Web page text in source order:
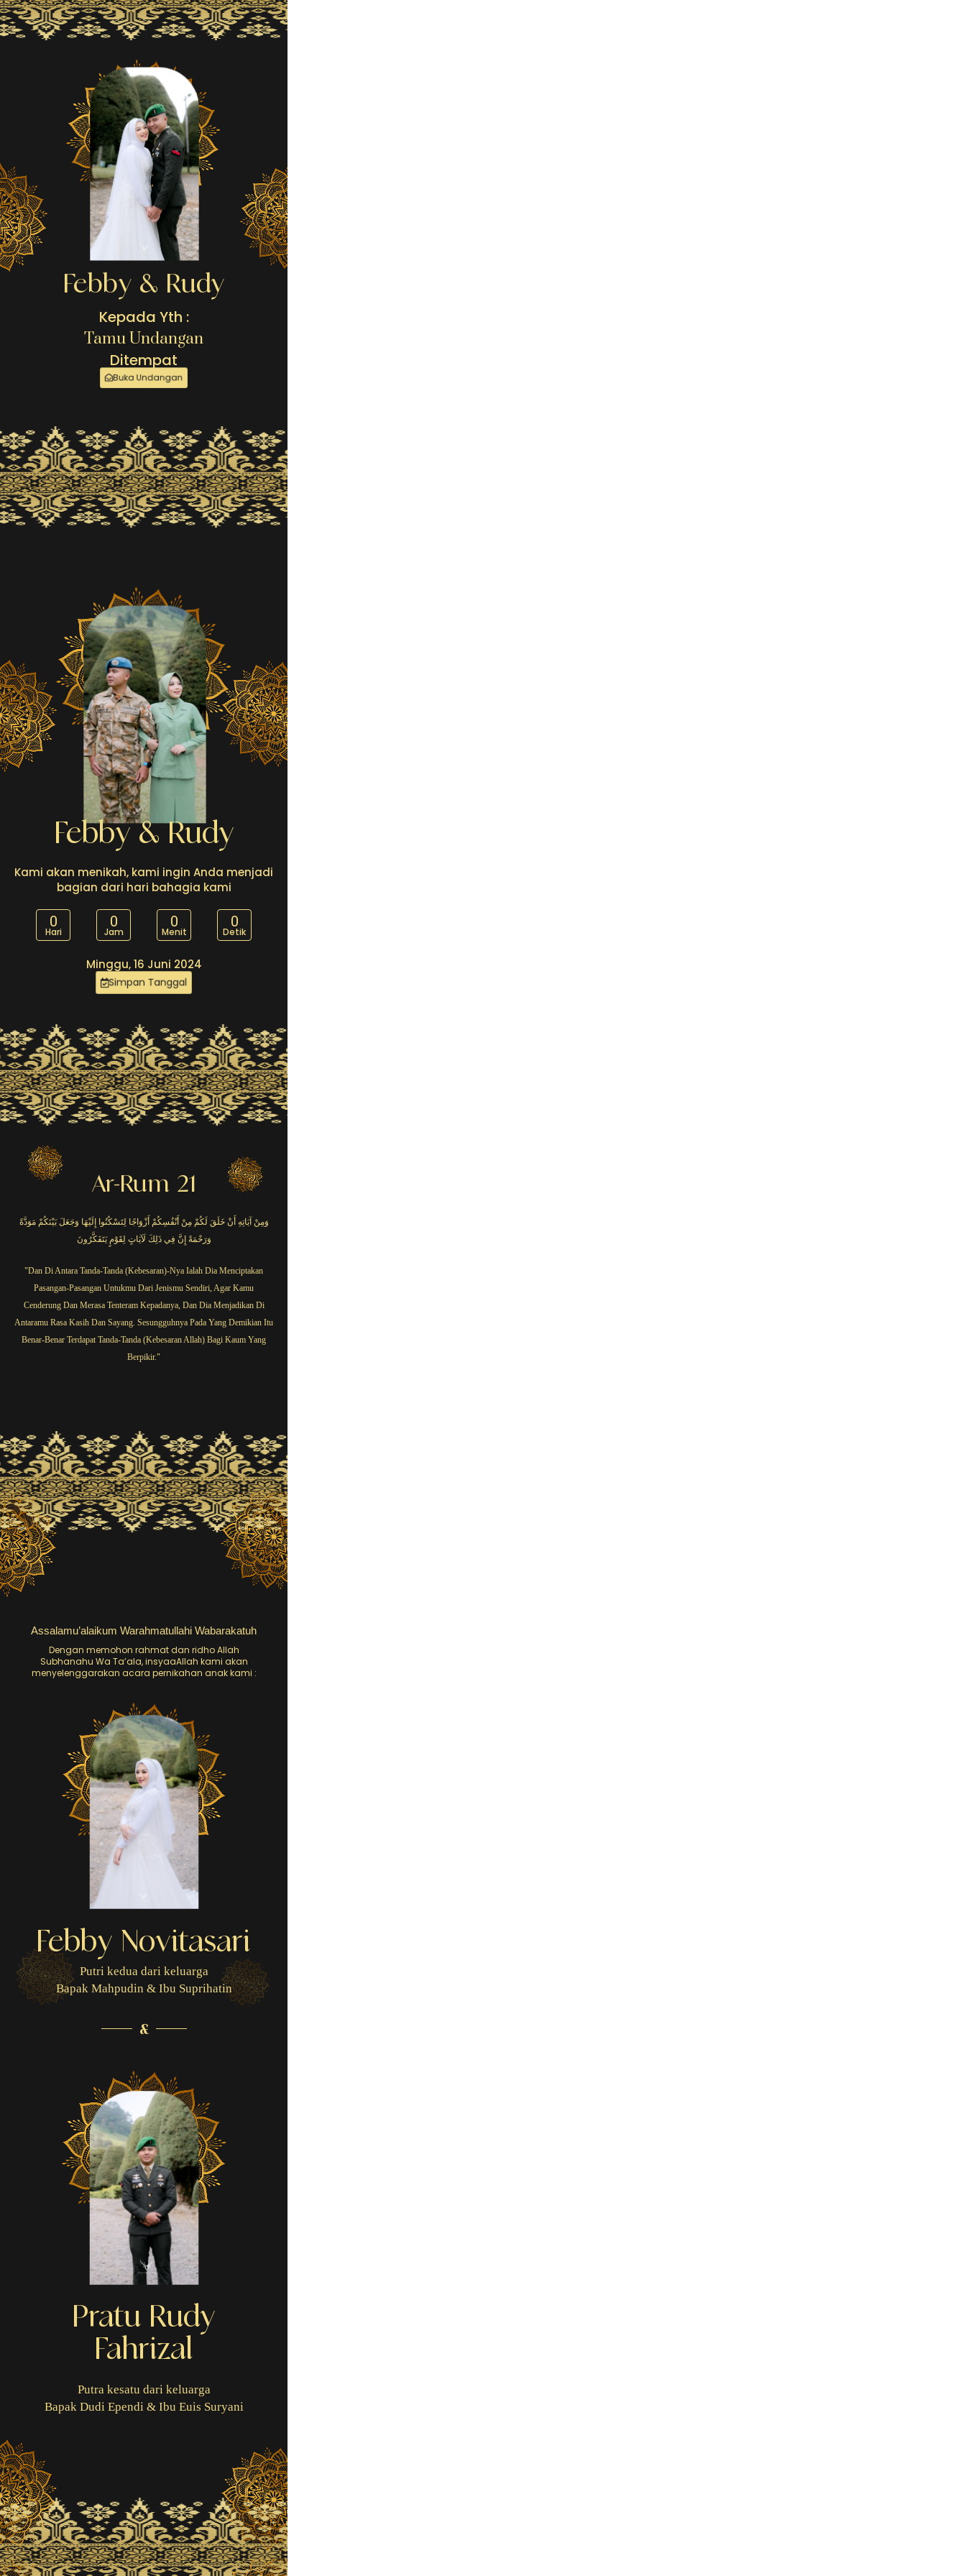
The Wedding Of
Febby & Rudy
Kepada Yth :
Tamu Undangan
Ditempat
Buka Undangan
The Wedding Of
Febby & Rudy
Kami akan menikah, kami ingin Anda menjadi
bagian dari hari bahagia kami
0
Hari
0
Jam
0
Menit
0
Detik
Minggu, 16 Juni 2024
Simpan Tanggal
Ar-Rum 21
وَمِنْ آيَاتِهِ أَنْ خَلَقَ لَكُمْ مِنْ أَنْفُسِكُمْ أَزْوَاجًا لِتَسْكُنُوا إِلَيْهَا وَجَعَلَ بَيْنَكُمْ مَوَدَّةً
وَرَحْمَةً إِنَّ فِي ذَلِكَ لَآيَاتٍ لِقَوْمٍ يَتَفَكَّرُونَ
"Dan Di Antara Tanda-Tanda (Kebesaran)-Nya Ialah Dia Menciptakan
Pasangan-Pasangan Untukmu Dari Jenismu Sendiri, Agar Kamu
Cenderung Dan Merasa Tenteram Kepadanya, Dan Dia Menjadikan Di
Antaramu Rasa Kasih Dan Sayang. Sesungguhnya Pada Yang Demikian Itu
Benar-Benar Terdapat Tanda-Tanda (Kebesaran Allah) Bagi Kaum Yang
Berpikir."
Assalamu’alaikum Warahmatullahi Wabarakatuh
Dengan memohon rahmat dan ridho Allah
Subhanahu Wa Ta’ala, insyaaAllah kami akan
menyelenggarakan acara pernikahan anak kami :
Febby Novitasari
Putri kedua dari keluarga
Bapak Mahpudin & Ibu Suprihatin
&
Pratu Rudy
Fahrizal
Putra kesatu dari keluarga
Bapak Dudi Ependi & Ibu Euis Suryani